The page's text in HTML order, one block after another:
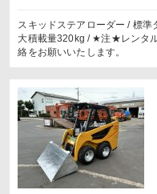
スキッドステアローダー / 標
大積載量320kg / ★注★レンタ
絡をお願いいたします。